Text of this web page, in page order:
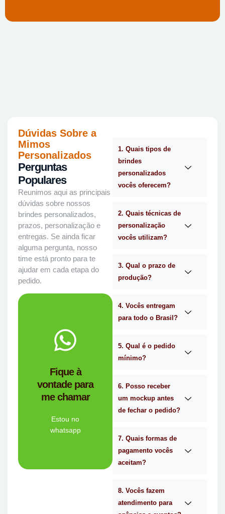
Dúvidas Sobre a
Mimos
Personalizados
Perguntas
Populares
Reunimos aqui as principais
dúvidas sobre nossos
brindes personalizados,
prazos, personalização e
entregas. Se ainda ficar
alguma pergunta, nosso
time está pronto para te
ajudar em cada etapa do
pedido.
Fique à
vontade para
me chamar
Estou no
whatsapp
Tem dúvidas se a
Personalizado é a
empresa de
brindes certa para
Me chama
no
1. Quais tipos de
brindes
personalizados
vocês oferecem?
2. Quais técnicas de
personalização
vocês utilizam?
3. Qual o prazo de
produção?
4. Vocês entregam
para todo o Brasil?
5. Qual é o pedido
mínimo?
6. Posso receber
um mockup antes
de fechar o pedido?
7. Quais formas de
pagamento vocês
aceitam?
8. Vocês fazem
atendimento para